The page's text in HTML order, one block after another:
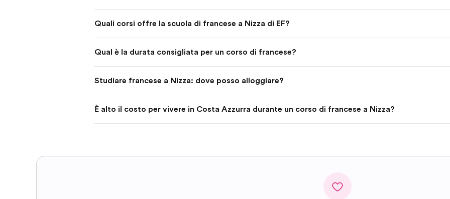
Quali corsi offre la scuola di francese a Nizza di EF?
Qual è la durata consigliata per un corso di francese?
Studiare francese a Nizza: dove posso alloggiare?
È alto il costo per vivere in Costa Azzurra durante un corso di francese a Nizza?